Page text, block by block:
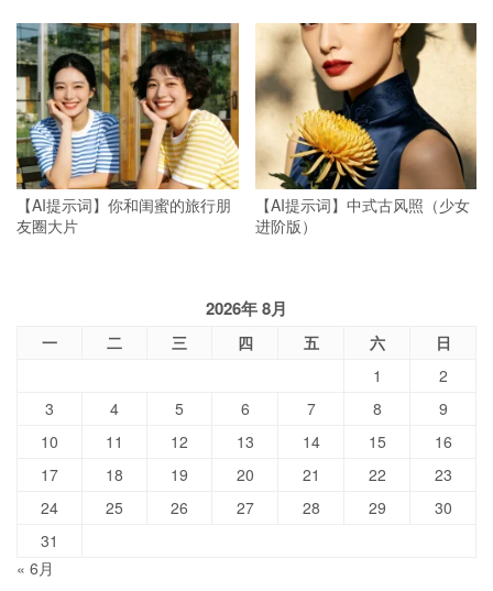
【AI提示词】你和闺蜜的旅行朋
友圈大片
【AI提示词】中式古风照（少女
进阶版）
2026年 8月
一 二 三 四 五 六
日
1
2
3
4 5 6 7 8
9
10
11 12 13 14 15
16
17
18 19 20 21 22
23
24
25 26 27 28 29
30
31
« 6月